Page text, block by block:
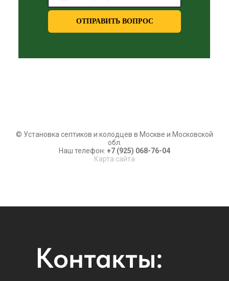
ОТПРАВИТЬ ВОПРОС
© Установка септиков и колодцев в Москве и Московской
обл.
Наш телефон: +7 (925) 068-76-04
Карта сайта
Контакты: